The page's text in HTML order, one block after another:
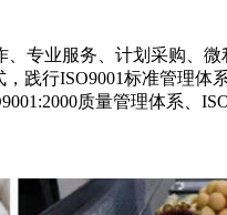
专业服务、计划采购、
践行ISO9001标准管理
质量管理体系、